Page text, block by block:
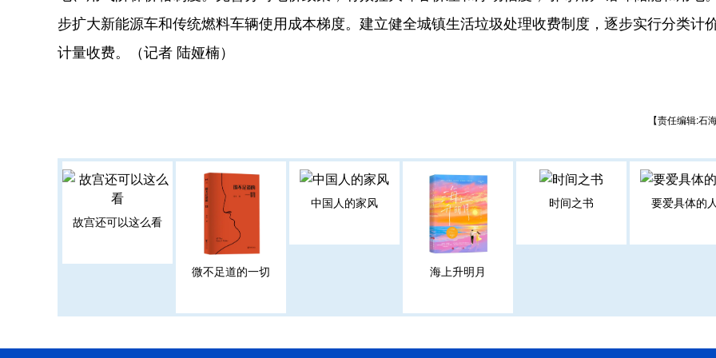
步扩大新能源车和传统燃料车辆使用成本梯度。建立健全城镇生活垃圾处理收费制度，逐步实行分类计
计量收费。（记者 陆娅楠）
【责任编辑:石
故宫还可以这么看
微不足道的一切
中国人的家风
海上升明月
时间之书 要爱具体的人